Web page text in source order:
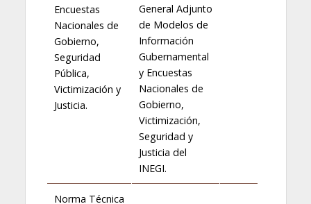
Encuestas
Nacionales de
Gobierno,
Seguridad
Pública,
Victimización y
Justicia.
General Adjunto
de Modelos de
Información
Gubernamental
y Encuestas
Nacionales de
Gobierno,
Victimización,
Seguridad y
Justicia del
INEGI.
Norma Técnica